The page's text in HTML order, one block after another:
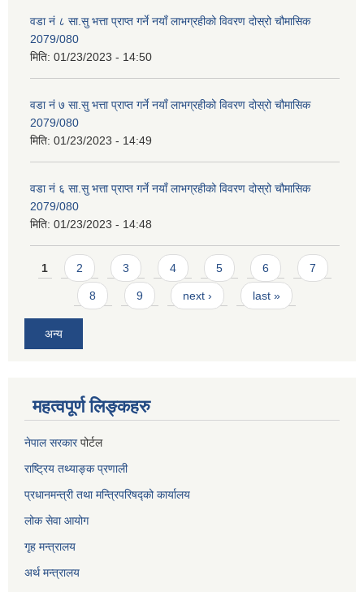
वडा नं ८ सा.सु भत्ता प्राप्त गर्ने नयाँ लाभग्रहीको विवरण दोस्रो चौमासिक
2079/080
मिति: 01/23/2023 - 14:50
वडा नं ७ सा.सु भत्ता प्राप्त गर्ने नयाँ लाभग्रहीको विवरण दोस्रो चौमासिक
2079/080
मिति: 01/23/2023 - 14:49
वडा नं ६ सा.सु भत्ता प्राप्त गर्ने नयाँ लाभग्रहीको विवरण दोस्रो चौमासिक
2079/080
मिति: 01/23/2023 - 14:48
Pages
1 2 3 4 5 6 7
8 9 next › last »
अन्य
महत्वपूर्ण लिङ्कहरु
नेपाल सरकारपोर्टल
राष्ट्रिय तथ्याङ्क प्रणाली
प्रधानमन्त्री तथा मन्त्रिपरिषद्को कार्यालय
लोक सेवाआयोग
गृह मन्त्रालय
अर्थ मन्त्रालय